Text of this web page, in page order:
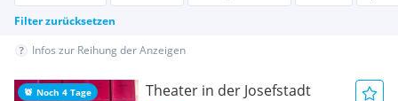
Filter zurücksetzen
Infos zur Reihung der Anzeigen
Noch 4 Tage Theater in der Josefstadt